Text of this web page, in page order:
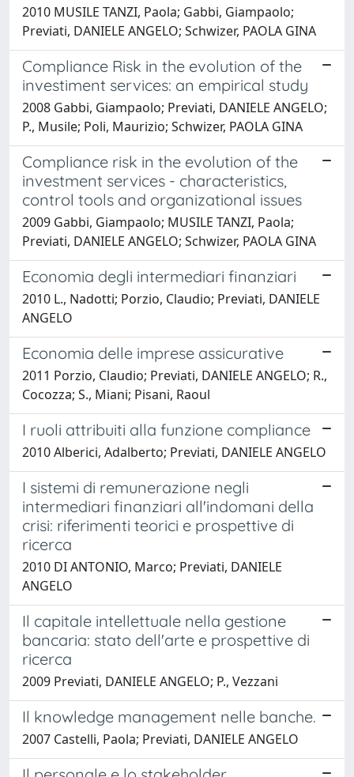
2010 MUSILE TANZI, Paola; Gabbi, Giampaolo;
Previati, DANIELE ANGELO; Schwizer, PAOLA GINA
Compliance Risk in the evolution of the
investiment services: an empirical study
2008 Gabbi, Giampaolo; Previati, DANIELE ANGELO;
P., Musile; Poli, Maurizio; Schwizer, PAOLA GINA
Compliance risk in the evolution of the
investment services - characteristics,
control tools and organizational issues
2009 Gabbi, Giampaolo; MUSILE TANZI, Paola;
Previati, DANIELE ANGELO; Schwizer, PAOLA GINA
Economia degli intermediari finanziari
2010 L., Nadotti; Porzio, Claudio; Previati, DANIELE
ANGELO
Economia delle imprese assicurative
2011 Porzio, Claudio; Previati, DANIELE ANGELO; R.,
Cocozza; S., Miani; Pisani, Raoul
I ruoli attribuiti alla funzione compliance
2010 Alberici, Adalberto; Previati, DANIELE ANGELO
I sistemi di remunerazione negli
intermediari finanziari all'indomani della
crisi: riferimenti teorici e prospettive di
ricerca
2010 DI ANTONIO, Marco; Previati, DANIELE
ANGELO
Il capitale intellettuale nella gestione
bancaria: stato dell'arte e prospettive di
ricerca
2009 Previati, DANIELE ANGELO; P., Vezzani
Il knowledge management nelle banche.
2007 Castelli, Paola; Previati, DANIELE ANGELO